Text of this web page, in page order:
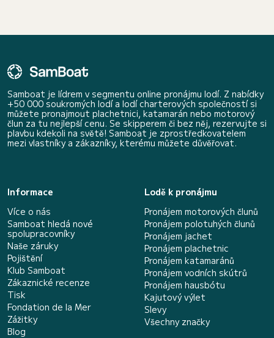
Samboat je lídrem v segmentu online pronájmu lodí. Z nabídky
+50 000 soukromých lodí a lodí charterových společností si
můžete pronajmout plachetnici, katamarán nebo motorový
člun za tu nejlepší cenu. Se skipperem či bez něj, rezervujte si
plavbu kdekoli na světě! Samboat je zprostředkovatelem
mezi vlastníky a zákazníky, kterému můžete důvěřovat.
Informace
Více o nás
Samboat hledá nové
spolupracovníky
Naše záruky
Pojištění
Klub Samboat
Zákaznické recenze
Tisk
Fondation de la Mer
Zážitky
Blog
Lodě k pronájmu
Pronájem motorových člunů
Pronájem polotuhých člunů
Pronájem jachet
Pronájem plachetnic
Pronájem katamaránů
Pronájem vodních skútrů
Pronájem hausbótu
Kajutový výlet
Slevy
Všechny značky